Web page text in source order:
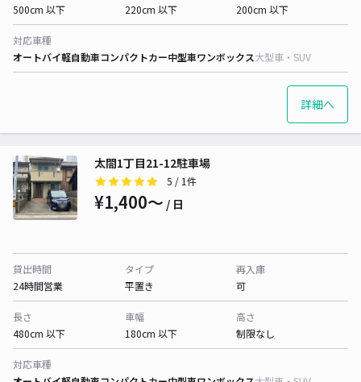
500cm 以下
220cm 以下
200cm 以下
対応車種
オートバイ軽自動車コンパクトカー中型車ワンボックス大型車・SUV
詳細へ
太閤1丁目21-12駐車場
5 / 1件
¥1,400〜 / 日
貸出時間
24時間営業
タイプ
平置き
再入庫
可
長さ
480cm 以下
車幅
180cm 以下
高さ
制限なし
対応車種